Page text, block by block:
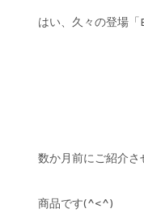
はい、久々の登場
数か月前にご紹介
商品です(^<^)